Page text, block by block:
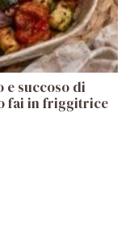
succoso di
fai in friggitrice